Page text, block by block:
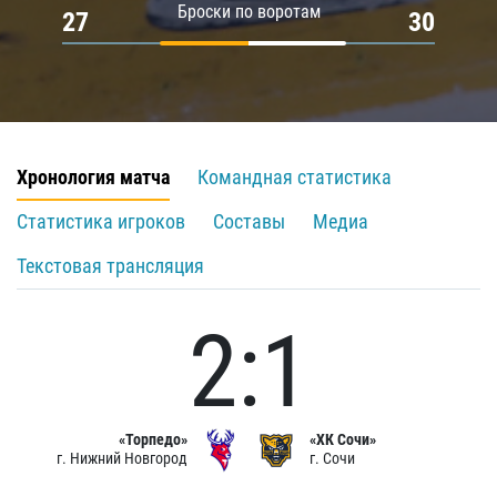
Броски по воротам
27 30
Хронология матча
Командная статистика
Статистика игроков
Составы
Медиа
Текстовая трансляция
«Торпедо»
г. Нижний Новгород
2:1
«ХК Сочи»
г. Сочи